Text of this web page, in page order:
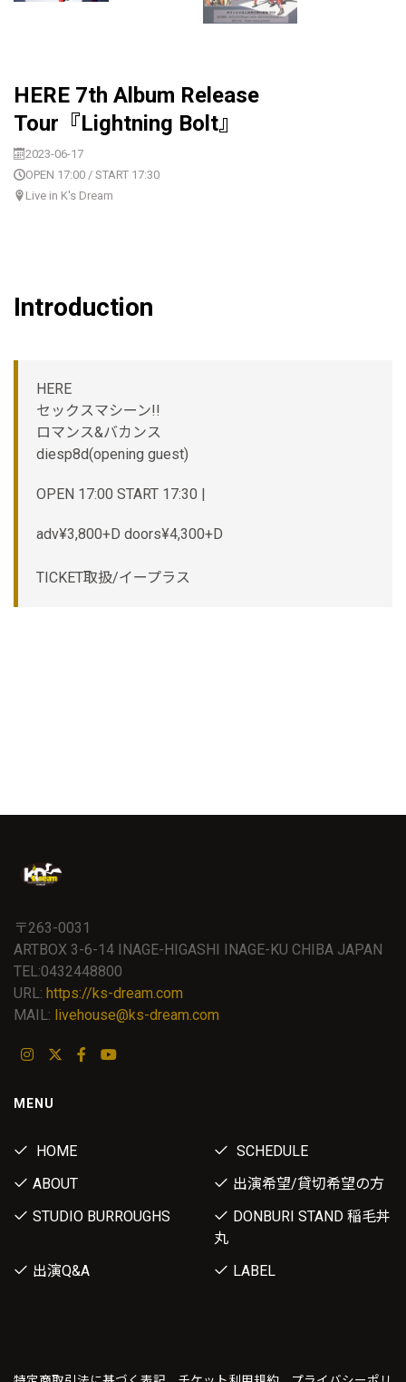
HERE 7th Album Release
Tour『Lightning Bolt』
2023-06-17
OPEN 17:00 / START 17:30
Live in K's Dream
Introduction
HERE
セックスマシーン!!
ロマンス&バカンス
diesp8d(opening guest)
OPEN 17:00 START 17:30 |
adv¥3,800+D doors¥4,300+D
TICKET取扱/イープラス
〒263-0031
ARTBOX 3-6-14 INAGE-HIGASHI INAGE-KU CHIBA JAPAN
TEL:0432448800
URL: https://ks-dream.com
MAIL: livehouse@ks-dream.com
MENU
HOME
SCHEDULE
ABOUT
出演希望/貸切希望の方
STUDIO BURROUGHS
DONBURI STAND 稲毛丼
丸
出演Q&A
LABEL